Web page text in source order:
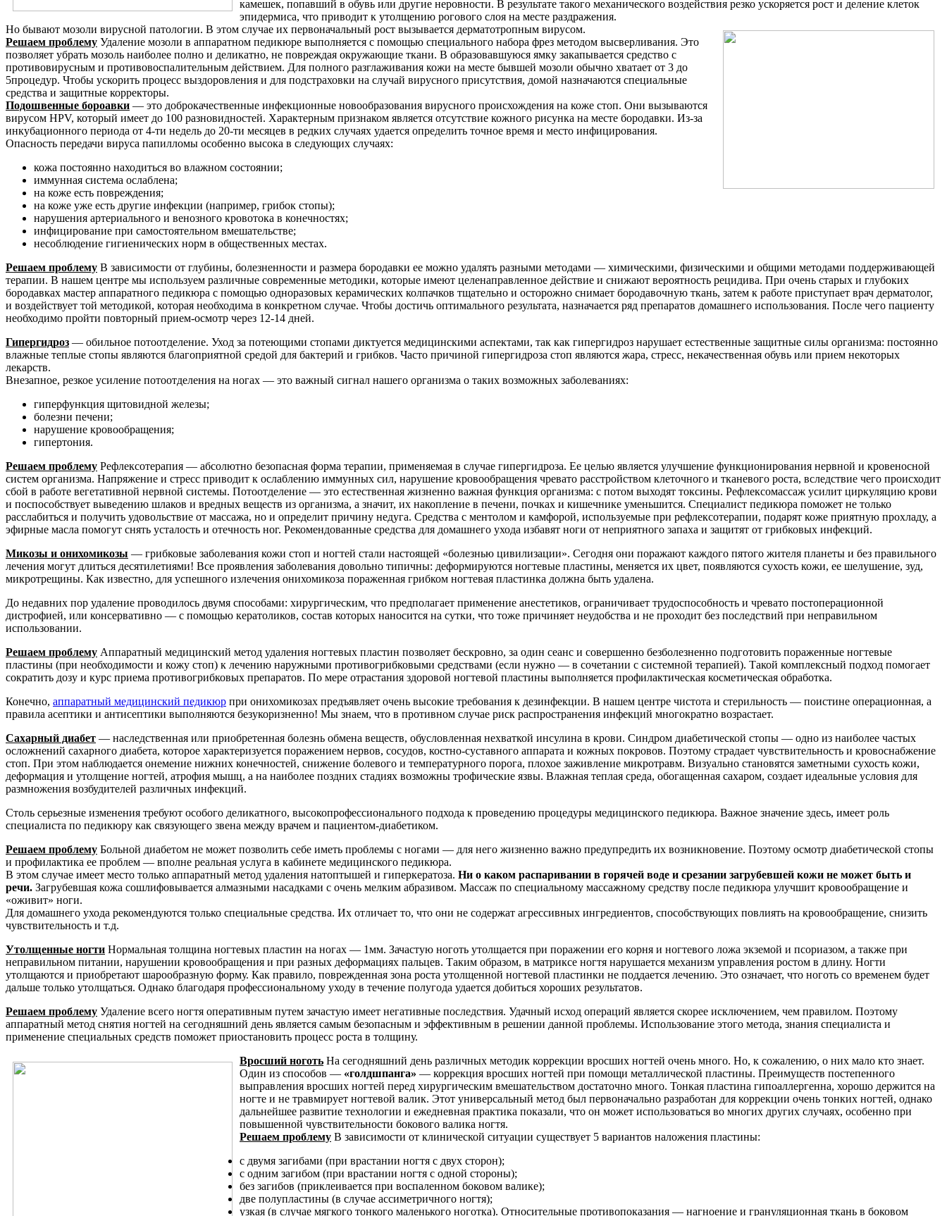
камешек, попавший в обувь или другие неровности. В результате такого механического воздействия резко ускоряется рост и деление клеток
эпидермиса, что приводит к утолщению рогового слоя на месте раздражения.
Но бывают мозоли вирусной патологии. В этом случае их первоначальный рост вызывается дерматотропным вирусом.
Решаем проблему Удаление мозоли в аппаратном педикюре выполняется с помощью специального набора фрез методом высверливания. Это
позволяет убрать мозоль наиболее полно и деликатно, не повреждая окружающие ткани. В образовавшуюся ямку закапывается средство с
противовирусным и противовоспалительным действием. Для полного разглаживания кожи на месте бывшей мозоли обычно хватает от 3 до
5процедур. Чтобы ускорить процесс выздоровления и для подстраховки на случай вирусного присутствия, домой назначаются специальные
средства и защитные корректоры.
Подошвенные бороавки — это доброкачественные инфекционные новообразования вирусного происхождения на коже стоп. Они вызываются
вирусом HPV, который имеет до 100 разновидностей. Характерным признаком является отсутствие кожного рисунка на месте бородавки. Из-за
инкубационного периода от 4-ти недель до 20-ти месяцев в редких случаях удается определить точное время и место инфицирования.
Опасность передачи вируса папилломы особенно высока в следующих случаях:
кожа постоянно находиться во влажном состоянии;
иммунная система ослаблена;
на коже есть повреждения;
на коже уже есть другие инфекции (например, грибок стопы);
нарушения артериального и венозного кровотока в конечностях;
инфицирование при самостоятельном вмешательстве;
несоблюдение гигиенических норм в общественных местах.
Решаем проблему В зависимости от глубины, болезненности и размера бородавки ее можно удалять разными методами — химическими, физическими и общими методами поддерживающей
терапии. В нашем центре мы используем различные современные методики, которые имеют целенаправленное действие и снижают вероятность рецидива. При очень старых и глубоких
бородавках мастер аппаратного педикюра с помощью одноразовых керамических колпачков тщательно и осторожно снимает бородавочную ткань, затем к работе приступает врач дерматолог,
и воздействует той методикой, которая необходима в конкретном случае. Чтобы достичь оптимального результата, назначается ряд препаратов домашнего использования. После чего пациенту
необходимо пройти повторный прием-осмотр через 12-14 дней.
Гипергидроз — обильное потоотделение. Уход за потеющими стопами диктуется медицинскими аспектами, так как гипергидроз нарушает естественные защитные силы организма: постоянно
влажные теплые стопы являются благоприятной средой для бактерий и грибков. Часто причиной гипергидроза стоп являются жара, стресс, некачественная обувь или прием некоторых
лекарств.
Внезапное, резкое усиление потоотделения на ногах — это важный сигнал нашего организма о таких возможных заболеваниях:
гиперфункция щитовидной железы;
болезни печени;
нарушение кровообращения;
гипертония.
Решаем проблему Рефлексотерапия — абсолютно безопасная форма терапии, применяемая в случае гипергидроза. Ее целью является улучшение функционирования нервной и кровеносной
систем организма. Напряжение и стресс приводит к ослаблению иммунных сил, нарушение кровообращения чревато расстройством клеточного и тканевого роста, вследствие чего происходит
сбой в работе вегетативной нервной системы. Потоотделение — это естественная жизненно важная функция организма: с потом выходят токсины. Рефлексомассаж усилит циркуляцию крови
и поспособствует выведению шлаков и вредных веществ из организма, а значит, их накопление в печени, почках и кишечнике уменьшится. Специалист педикюра поможет не только
расслабиться и получить удовольствие от массажа, но и определит причину недуга. Средства с ментолом и камфорой, используемые при рефлексотерапии, подарят коже приятную прохладу, а
эфирные масла помогут снять усталость и отечность ног. Рекомендованные средства для домашнего ухода избавят ноги от неприятного запаха и защитят от грибковых инфекций.
Микозы и онихомикозы — грибковые заболевания кожи стоп и ногтей стали настоящей «болезнью цивилизации». Сегодня они поражают каждого пятого жителя планеты и без правильного
лечения могут длиться десятилетиями! Все проявления заболевания довольно типичны: деформируются ногтевые пластины, меняется их цвет, появляются сухость кожи, ее шелушение, зуд,
микротрещины. Как известно, для успешного излечения онихомикоза пораженная грибком ногтевая пластинка должна быть удалена.
До недавних пор удаление проводилось двумя способами: хирургическим, что предполагает применение анестетиков, ограничивает трудоспособность и чревато постоперационной
дистрофией, или консервативно — с помощью кератоликов, состав которых наносится на сутки, что тоже причиняет неудобства и не проходит без последствий при неправильном
использовании.
Решаем проблему Аппаратный медицинский метод удаления ногтевых пластин позволяет бескровно, за один сеанс и совершенно безболезненно подготовить пораженные ногтевые
пластины (при необходимости и кожу стоп) к лечению наружными противогрибковыми средствами (если нужно — в сочетании с системной терапией). Такой комплексный подход помогает
сократить дозу и курс приема противогрибковых препаратов. По мере отрастания здоровой ногтевой пластины выполняется профилактическая косметическая обработка.
Конечно, аппаратный медицинский педикюр при онихомикозах предъявляет очень высокие требования к дезинфекции. В нашем центре чистота и стерильность — поистине операционная, а
правила асептики и антисептики выполняются безукоризненно! Мы знаем, что в противном случае риск распространения инфекций многократно возрастает.
Сахарный диабет — наследственная или приобретенная болезнь обмена веществ, обусловленная нехваткой инсулина в крови. Синдром диабетической стопы — одно из наиболее частых
осложнений сахарного диабета, которое характеризуется поражением нервов, сосудов, костно-суставного аппарата и кожных покровов. Поэтому страдает чувствительность и кровоснабжение
стоп. При этом наблюдается онемение нижних конечностей, снижение болевого и температурного порога, плохое заживление микротравм. Визуально становятся заметными сухость кожи,
деформация и утолщение ногтей, атрофия мышц, а на наиболее поздних стадиях возможны трофические язвы. Влажная теплая среда, обогащенная сахаром, создает идеальные условия для
размножения возбудителей различных инфекций.
Столь серьезные изменения требуют особого деликатного, высокопрофессионального подхода к проведению процедуры медицинского педикюра. Важное значение здесь, имеет роль
специалиста по педикюру как связующего звена между врачем и пациентом-диабетиком.
Решаем проблему Больной диабетом не может позволить себе иметь проблемы с ногами — для него жизненно важно предупредить их возникновение. Поэтому осмотр диабетической стопы
и профилактика ее проблем — вполне реальная услуга в кабинете медицинского педикюра.
В этом случае имеет место только аппаратный метод удаления натоптышей и гиперкератоза. Ни о каком распаривании в горячей воде и срезании загрубевшей кожи не может быть и
речи. Загрубевшая кожа сошлифовывается алмазными насадками с очень мелким абразивом. Массаж по специальному массажному средству после педикюра улучшит кровообращение и
«оживит» ноги.
Для домашнего ухода рекомендуются только специальные средства. Их отличает то, что они не содержат агрессивных ингредиентов, способствующих повлиять на кровообращение, снизить
чувствительность и т.д.
Утолщенные ногти Нормальная толщина ногтевых пластин на ногах — 1мм. Зачастую ноготь утолщается при поражении его корня и ногтевого ложа экземой и псориазом, а также при
неправильном питании, нарушении кровообращения и при разных деформациях пальцев. Таким образом, в матриксе ногтя нарушается механизм управления ростом в длину. Ногти
утолщаются и приобретают шарообразную форму. Как правило, поврежденная зона роста утолщенной ногтевой пластинки не поддается лечению. Это означает, что ноготь со временем будет
дальше только утолщаться. Однако благодаря профессиональному уходу в течение полугода удается добиться хороших результатов.
Решаем проблему Удаление всего ногтя оперативным путем зачастую имеет негативные последствия. Удачный исход операций является скорее исключением, чем правилом. Поэтому
аппаратный метод снятия ногтей на сегодняшний день является самым безопасным и эффективным в решении данной проблемы. Использование этого метода, знания специалиста и
применение специальных средств поможет приостановить процесс роста в толщину.
Вросший ноготь На сегодняшний день различных методик коррекции вросших ногтей очень много. Но, к сожалению, о них мало кто знает.
Один из способов — «голдшпанга» — коррекция вросших ногтей при помощи металлической пластины. Преимуществ постепенного
выправления вросших ногтей перед хирургическим вмешательством достаточно много. Тонкая пластина гипоаллергенна, хорошо держится на
ногте и не травмирует ногтевой валик. Этот универсальный метод был первоначально разработан для коррекции очень тонких ногтей, однако
дальнейшее развитие технологии и ежедневная практика показали, что он может использоваться во многих других случаях, особенно при
повышенной чувствительности бокового валика ногтя.
Решаем проблему В зависимости от клинической ситуации существует 5 вариантов наложения пластины:
с двумя загибами (при врастании ногтя с двух сторон);
с одним загибом (при врастании ногтя с одной стороны);
без загибов (приклеивается при воспаленном боковом валике);
две полупластины (в случае ассиметричного ногтя);
узкая (в случае мягкого тонкого маленького ноготка). Относительные противопоказания — нагноение и грануляционная ткань в боковом